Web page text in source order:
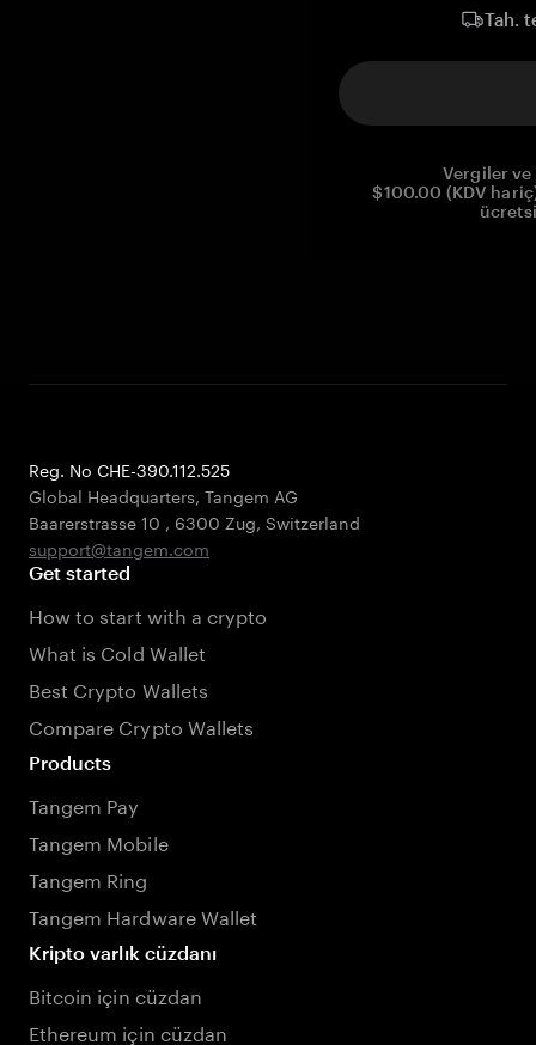
Tah.
Vergiler
$100.00 (KDV
Reg. No CHE-390.112.525
Global Headquarters, Tangem AG
Baarerstrasse 10 , 6300 Zug, Switzerland
support@tangem.com
Get started
How to start with a crypto
What is Cold Wallet
Best Crypto Wallets
Compare Crypto Wallets
Products
Tangem Pay
Tangem Mobile
Tangem Ring
Tangem Hardware Wallet
Kripto varlık cüzdanı
Bitcoin için cüzdan
Ethereum için cüzdan